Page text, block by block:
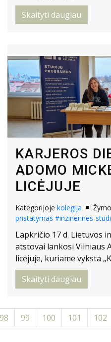
Skaityti daugiau
KARJEROS
ADOMO
LICĖJUJE
Kategorijoje kolegija
pristatymas #inzinerines-
Lapkričio 17 d. Lietuvos
atstovai lankosi Vilniaus
licėjuje, kuriame vyksta
Skaityti daugiau
98 99 100 101 102